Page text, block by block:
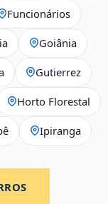
Funcionários
Goiânia
Gutierrez
Horto Florestal
Ipiranga